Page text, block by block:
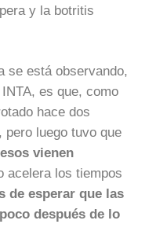
y la botritis
se está observando,
es que, como
hace dos
pero luego tuvo que
vienen
acelera los tiempos
de esperar que las
después de lo